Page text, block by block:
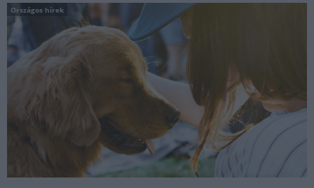
Országos hírek